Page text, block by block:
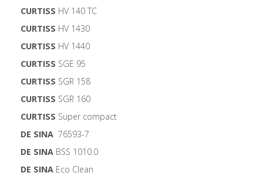
CURTISS HV 140 TC
CURTISS HV 1430
CURTISS HV 1440
CURTISS SGE 95
CURTISS SGR 158
CURTISS SGR 160
CURTISS Super compact
DE SINA 76593-7
DE SINA BSS 1010.0
DE SINA Eco Clean